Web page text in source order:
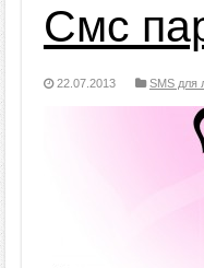
Смс
22.07.2013 SMS для